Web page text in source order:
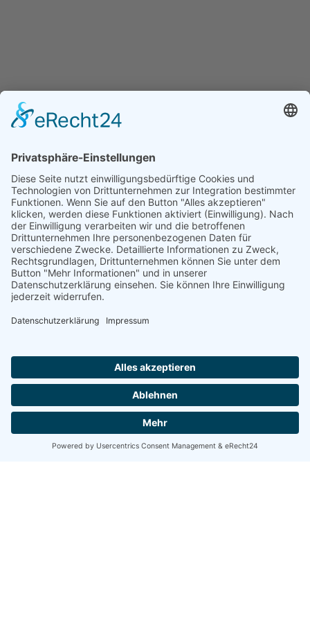
HENKA - Know-how für Ihre Fertigung
Anschrift
+ Werkzeugmaschinen GmbH
09366 Stollberg/Erzgeb.
Kontakt
Bestellhotline
037296 - 54 15 63